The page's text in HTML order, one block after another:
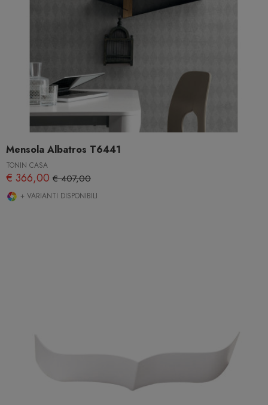
Mensola Albatros T6441
TONIN CASA
€ 366,00 € 407,00
+ VARIANTI DISPONIBILI